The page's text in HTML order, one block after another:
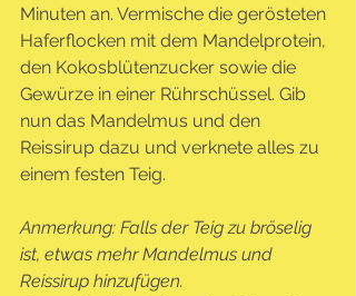
Minuten an. Vermische die gerösteten
Haferflocken mit dem Mandelprotein,
den Kokosblütenzucker sowie die
Gewürze in einer Rührschüssel. Gib
nun das Mandelmus und den
Reissirup dazu und verknete alles zu
einem festen Teig.
Anmerkung: Falls der Teig zu bröselig
ist, etwas mehr Mandelmus und
Reissirup hinzufügen.